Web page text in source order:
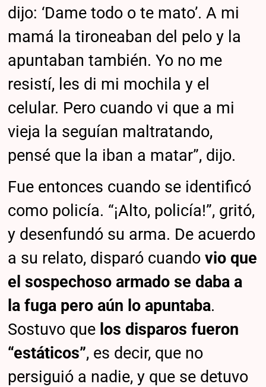
dijo: ‘Dame todo o te mato’. A mi
mamá la tironeaban del pelo y la
apuntaban también. Yo no me
resistí, les di mi mochila y el
celular. Pero cuando vi que a mi
vieja la seguían maltratando,
pensé que la iban a matar”, dijo.
Fue entonces cuando se identificó
como policía. “¡Alto, policía!”, gritó,
y desenfundó su arma. De acuerdo
a su relato, disparó cuandovio que
el sospechoso armado se daba a
la fuga pero aún lo apuntaba.
Sostuvo que los disparos fueron
“estáticos”, es decir, que no
persiguió a nadie, y que se detuvo